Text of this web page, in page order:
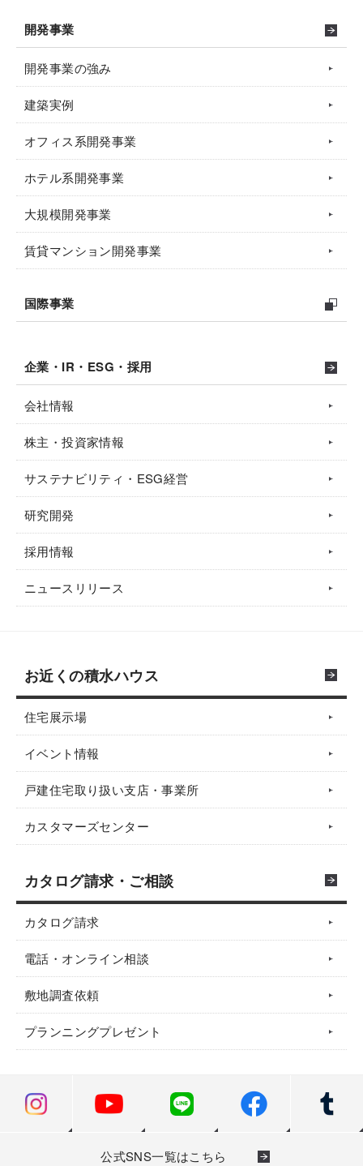
開発事業
開発事業の強み
建築実例
オフィス系開発事業
ホテル系開発事業
大規模開発事業
賃貸マンション開発事業
国際事業
企業・IR・ESG・採用
会社情報
株主・投資家情報
サステナビリティ・ESG経営
研究開発
採用情報
ニュースリリース
お近くの積水ハウス
住宅展示場
イベント情報
戸建住宅取り扱い支店・事業所
カスタマーズセンター
カタログ請求・ご相談
カタログ請求
電話・オンライン相談
敷地調査依頼
プランニングプレゼント
公式SNS一覧はこちら